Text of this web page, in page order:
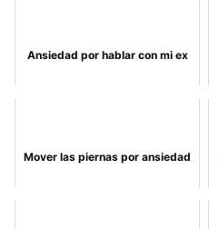
Ansiedad por hablar con mi ex
Mover las piernas por ansiedad